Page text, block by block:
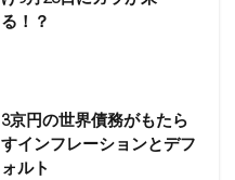
る！？
3京円の世界債務がもたら
すインフレーションとデフ
ォルト